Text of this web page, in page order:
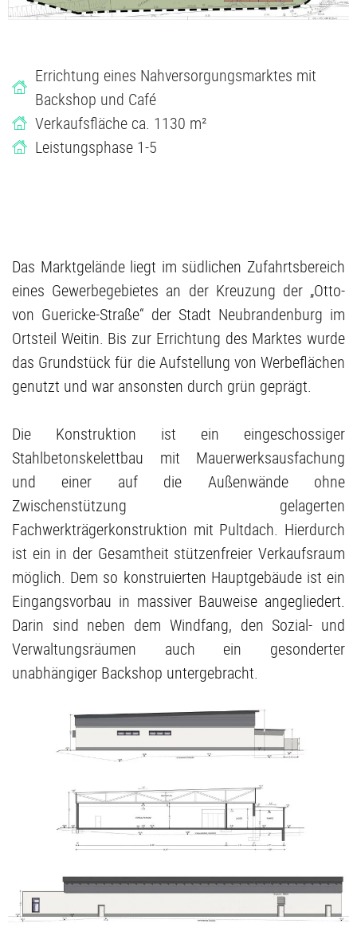
Errichtung eines Nahversorgungsmarktes mit
Backshop und Café
Verkaufsfläche ca. 1130 m²
Leistungsphase 1-5
Das Marktgelände liegt im südlichen Zufahrtsbereich
eines Gewerbegebietes an der Kreuzung der „Otto-
von Guericke-Straße“ der Stadt Neubrandenburg im
Ortsteil Weitin. Bis zur Errichtung des Marktes wurde
das Grundstück für die Aufstellung von Werbeflächen
genutzt und war ansonsten durch grün geprägt.
Die Konstruktion ist ein eingeschossiger
Stahlbetonskelettbau mit Mauerwerksausfachung
und einer auf die Außenwände ohne
Zwischenstützung gelagerten
Fachwerkträgerkonstruktion mit Pultdach. Hierdurch
ist ein in der Gesamtheit stützenfreier Verkaufsraum
möglich. Dem so konstruierten Hauptgebäude ist ein
Eingangsvorbau in massiver Bauweise angegliedert.
Darin sind neben dem Windfang, den Sozial- und
Verwaltungsräumen auch ein gesonderter
unabhängiger Backshop untergebracht.